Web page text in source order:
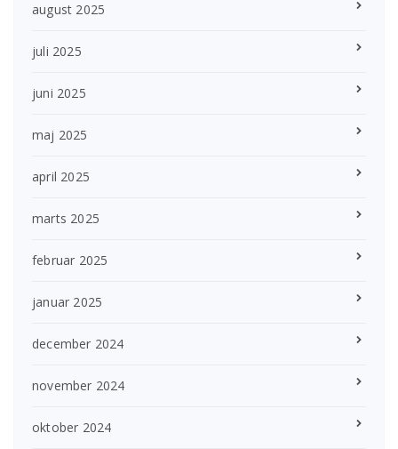
august 2025
juli 2025
juni 2025
maj 2025
april 2025
marts 2025
februar 2025
januar 2025
december 2024
november 2024
oktober 2024